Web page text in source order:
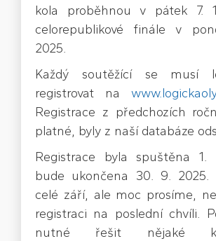
kola proběhnou v pátek 7.
celorepublikové finále v
2025.
Každý soutěžící se musí
registrovat na
Registrace z předchozích
platné, byly z naší databáze
Registrace byla spuštěna
bude ukončena 30. 9.
celé září, ale moc prosíme,
registraci na poslední chvíli.
nutné řešit nějaké